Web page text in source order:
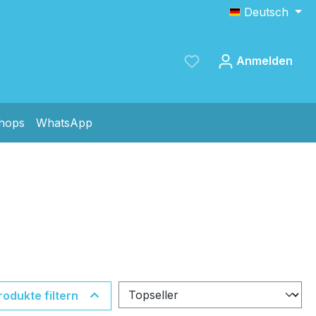
Deutsch
Anmelden
WhatsApp
filtern